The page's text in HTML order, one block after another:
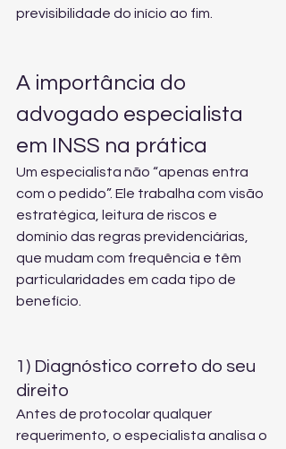
previsibilidade do início ao fim.
A importância do
advogado especialista
em INSS na prática
Um especialista não “apenas entra
com o pedido”. Ele trabalha com visão
estratégica, leitura de riscos e
domínio das regras previdenciárias,
que mudam com frequência e têm
particularidades em cada tipo de
benefício.
1) Diagnóstico correto do seu
direito
Antes de protocolar qualquer
requerimento, o especialista analisa o